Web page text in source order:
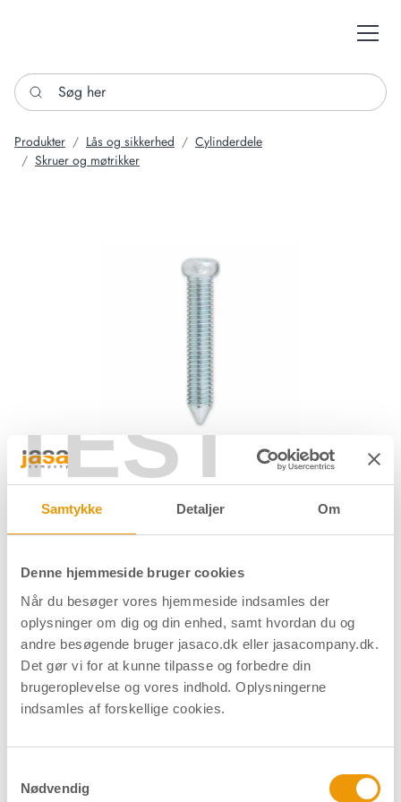
TEST
Samtykke Detaljer Om
Denne hjemmeside bruger cookies
Når du besøger vores hjemmeside indsamles der
oplysninger om dig og din enhed, samt hvordan du og
andre besøgende bruger jasaco.dk eller jasacompany.dk.
Det gør vi for at kunne tilpasse og forbedre din
brugeroplevelse og vores indhold. Oplysningerne
indsamles af forskellige cookies.
Nødvendig
Søg her
Produkter Lås og sikkerhed
Cylinderdele
Skruer og møtrikker
Cylinderskrue M5 - 28 mm -
Børstet
Materiale
Rustfrit stål
Overflade
Børstet